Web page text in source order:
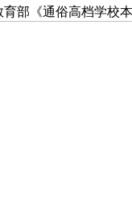
《通俗高档学校本